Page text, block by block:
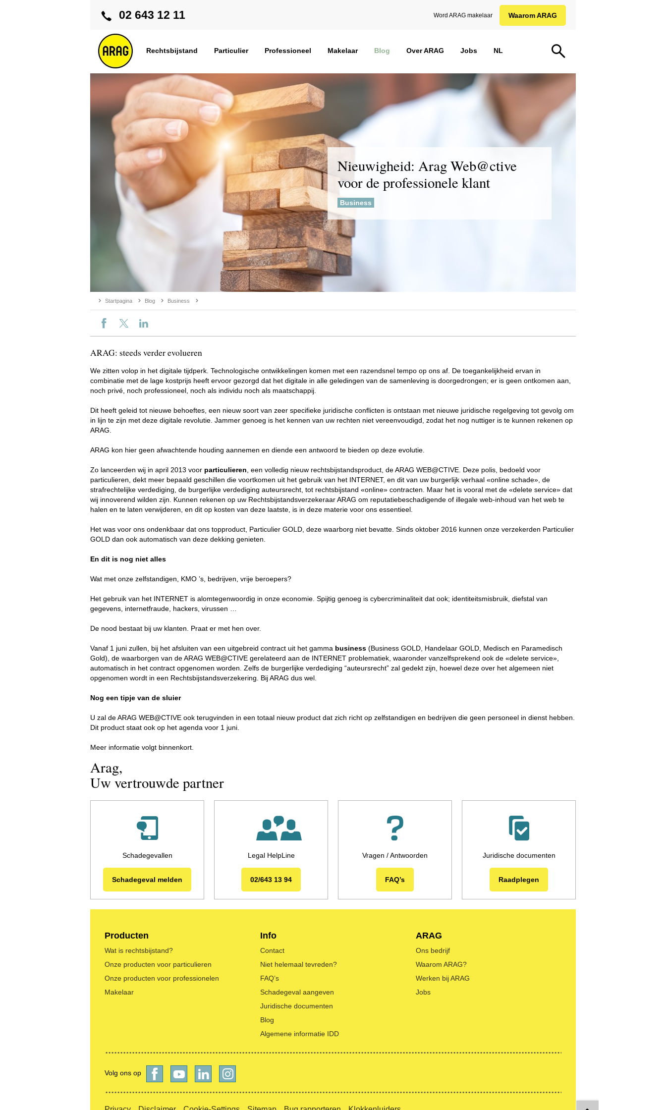
02 643 12 11 Word ARAG makelaar Waarom ARAG
Rechtsbijstand Particulier Professioneel Makelaar Blog Over ARAG Jobs NL
Startpagina Blog Business
Nieuwigheid: Arag Web@ctive
voor de professionele klant
Business
ARAG: steeds verder evolueren
We zitten volop in het digitale tijdperk. Technologische ontwikkelingen komen met een razendsnel tempo op ons af. De toegankelijkheid ervan in
combinatie met de lage kostprijs heeft ervoor gezorgd dat het digitale in alle geledingen van de samenleving is doorgedrongen; er is geen ontkomen aan,
noch privé, noch professioneel, noch als individu noch als maatschappij.
Dit heeft geleid tot nieuwe behoeftes, een nieuw soort van zeer specifieke juridische conflicten is ontstaan met nieuwe juridische regelgeving tot gevolg om
in lijn te zijn met deze digitale revolutie. Jammer genoeg is het kennen van uw rechten niet vereenvoudigd, zodat het nog nuttiger is te kunnen rekenen op
ARAG.
ARAG kon hier geen afwachtende houding aannemen en diende een antwoord te bieden op deze evolutie.
Zo lanceerden wij in april 2013 voor particulieren , een volledig nieuw rechtsbijstandsproduct, de ARAG WEB@CTIVE. Deze polis, bedoeld voor
particulieren, dekt meer bepaald geschillen die voortkomen uit het gebruik van het INTERNET, en dit van uw burgerlijk verhaal «online schade», de
strafrechtelijke verdediging, de burgerlijke verdediging auteursrecht, tot rechtsbijstand «online» contracten. Maar het is vooral met de «delete service» dat
wij innoverend wilden zijn. Kunnen rekenen op uw Rechtsbijstandsverzekeraar ARAG om reputatiebeschadigende of illegale web-inhoud van het web te
halen en te laten verwijderen, en dit op kosten van deze laatste, is in deze materie voor ons essentieel.
Het was voor ons ondenkbaar dat ons topproduct, Particulier GOLD, deze waarborg niet bevatte. Sinds oktober 2016 kunnen onze verzekerden Particulier
GOLD dan ook automatisch van deze dekking genieten.
En dit is nog niet alles
Wat met onze zelfstandigen, KMO ’s, bedrijven, vrije beroepers?
Het gebruik van het INTERNET is alomtegenwoordig in onze economie. Spijtig genoeg is cybercriminaliteit dat ook; identiteitsmisbruik, diefstal van
gegevens, internetfraude, hackers, virussen …
De nood bestaat bij uw klanten. Praat er met hen over.
Vanaf 1 juni zullen, bij het afsluiten van een uitgebreid contract uit het gamma business (Business GOLD, Handelaar GOLD, Medisch en Paramedisch
Gold), de waarborgen van de ARAG WEB@CTIVE gerelateerd aan de INTERNET problematiek, waaronder vanzelfsprekend ook de «delete service»,
automatisch in het contract opgenomen worden. Zelfs de burgerlijke verdediging “auteursrecht” zal gedekt zijn, hoewel deze over het algemeen niet
opgenomen wordt in een Rechtsbijstandsverzekering. Bij ARAG dus wel.
Nog een tipje van de sluier
U zal de ARAG WEB@CTIVE ook terugvinden in een totaal nieuw product dat zich richt op zelfstandigen en bedrijven die geen personeel in dienst hebben.
Dit product staat ook op het agenda voor 1 juni.
Meer informatie volgt binnenkort.
Arag,
Uw vertrouwde partner
Schadegevallen
Schadegeval melden
Legal HelpLine
02/643 13 94
Vragen / Antwoorden
FAQ’s
Juridische documenten
Raadplegen
Producten
Wat is rechtsbijstand?
Onze producten voor particulieren
Onze producten voor professionelen
Makelaar
Info
Contact
Niet helemaal tevreden?
FAQ’s
Schadegeval aangeven
Juridische documenten
Blog
Algemene informatie IDD
ARAG
Ons bedrijf
Waarom ARAG?
Werken bij ARAG
Jobs
Volg ons op